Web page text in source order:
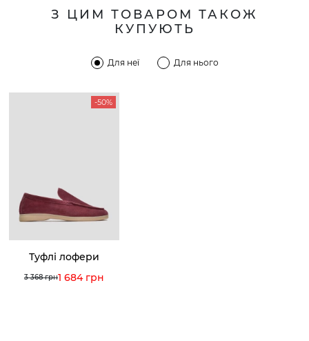
З ЦИМ ТОВАРОМ ТАКОЖ
КУПУЮТЬ
Для неї Для нього
-50%
Туфлі лофери
3 368 грн1 684 грн